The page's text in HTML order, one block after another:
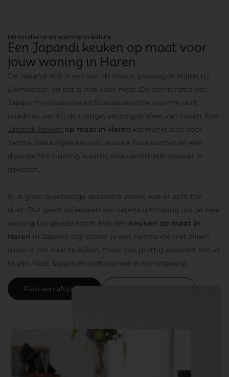
Minimalisme en warmte in balans
Een Japandi keuken op maat voor
jouw woning in Haren
De Japandi stijl is een van de meest gevraagde stijlen bij
Eikmeester, en dat is niet voor niets. De combinatie van
Japans minimalisme en Scandinavische warmte sluit
naadloos aan bij de rustige, verzorgde sfeer van Haren. Een
Japandi keuken op maat in Haren kenmerkt zich door
zachte, natuurlijke kleuren, warme houtsoorten en een
doordachte indeling waarbij elke centimeter bewust is
gekozen.
Er is geen overbodige decoratie, alleen wat er echt toe
doet. Dat geeft de keuken een serene uitstraling die de hele
woning ten goede komt. Met een keuken op maat in
Haren in Japandi stijl creëer je een ruimte die niet alleen
mooi is om naar te kijken, maar ook prettig aanvoelt om in
te zijn. Rust, balans en tijdloosheid in één ontwerp.
Plan een afspraak